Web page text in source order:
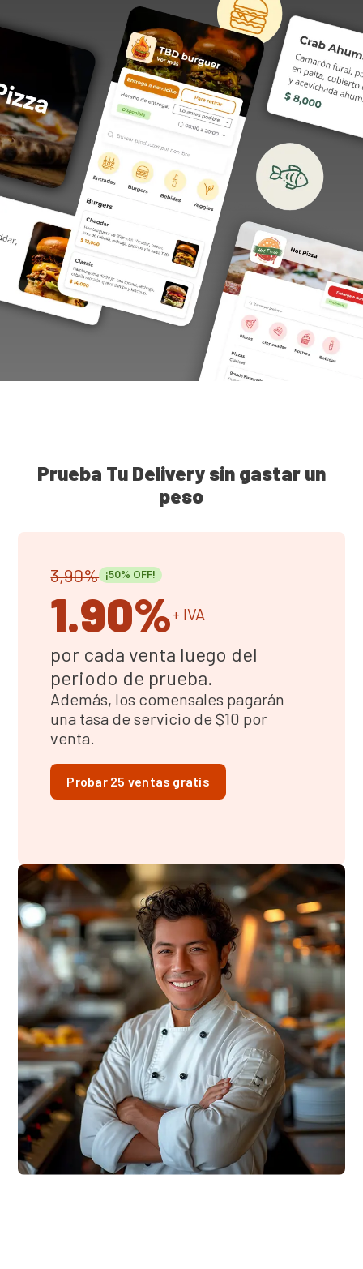
Prueba Tu Delivery sin gastar un
peso
3,90% ¡50% OFF!
1.90%+ IVA
por cada venta luego del
periodo de prueba.
Además, los comensales pagarán
una tasa de servicio de $10 por
venta.
Probar 25 ventas gratis